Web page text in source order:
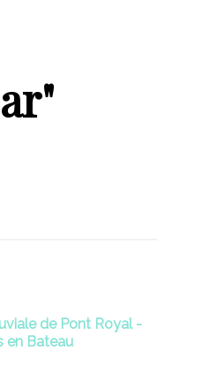
de Pont Royal -
en Bateau